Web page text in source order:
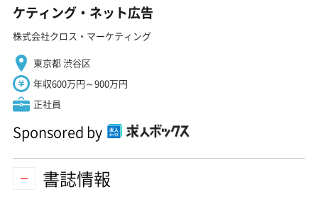
ケティング・ネット広告
株式会社クロス・マーケティング
東京都 渋谷区
年収600万円～900万円
正社員
Sponsored by
書誌情報